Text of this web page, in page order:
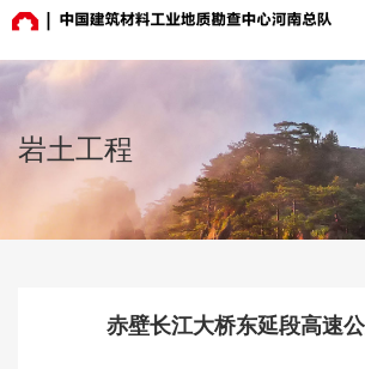
岩土工程
赤壁长江大桥东延段高速